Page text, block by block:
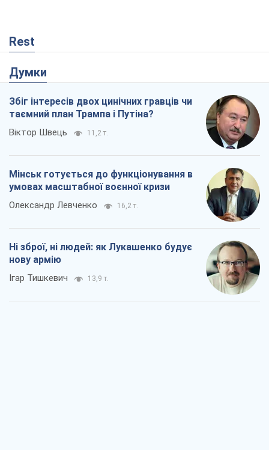
Rest
Думки
Збіг інтересів двох цинічних гравців чи
таємний план Трампа і Путіна?
Віктор Швець 11,2 т.
Мінськ готується до функціонування в
умовах масштабної воєнної кризи
Олександр Левченко 16,2 т.
Ні зброї, ні людей: як Лукашенко будує
нову армію
Ігар Тишкевич 13,9 т.